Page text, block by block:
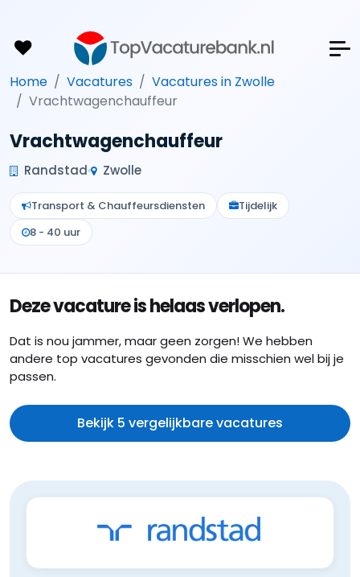
Home Vacatures
Vacatures in Zwolle
Vrachtwagenchauffeur
Vrachtwagenchauffeur
Randstad Zwolle
Transport & Chauffeursdiensten
Tijdelijk
8 - 40 uur
Deze vacature is helaas verlopen.
Dat is nou jammer, maar geen zorgen! We hebben
andere top vacatures gevonden die misschien wel bij je
passen.
Bekijk 5 vergelijkbare vacatures